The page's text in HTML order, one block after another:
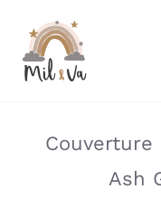
contenu
Ash